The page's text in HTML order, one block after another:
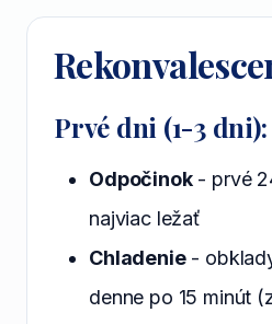
Prvé dni (1-3 dni):
Odpočinok- prvé
najviac ležať
Chladenie-
denne po 15 minút